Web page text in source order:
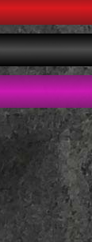
オフ🌟
オフ🌟
オフ🌟